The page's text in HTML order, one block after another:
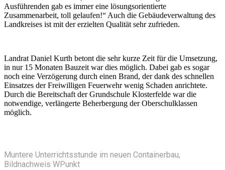
Ausführenden gab es immer eine lösungsorientierte
Zusammenarbeit, toll gelaufen!“ Auch die Gebäudeverwaltung des
Landkreises ist mit der erzielten Qualität sehr zufrieden.
Landrat Daniel Kurth betont die sehr kurze Zeit für die Umsetzung,
in nur 15 Monaten Bauzeit war dies möglich. Dabei gab es sogar
noch eine Verzögerung durch einen Brand, der dank des schnellen
Einsatzes der Freiwilligen Feuerwehr wenig Schaden anrichtete.
Durch die Bereitschaft der Grundschule Klosterfelde war die
notwendige, verlängerte Beherbergung der Oberschulklassen
möglich.
Muntere Unterrichtsstunde im neuen Containerbau,
Bildnachweis WPunkt